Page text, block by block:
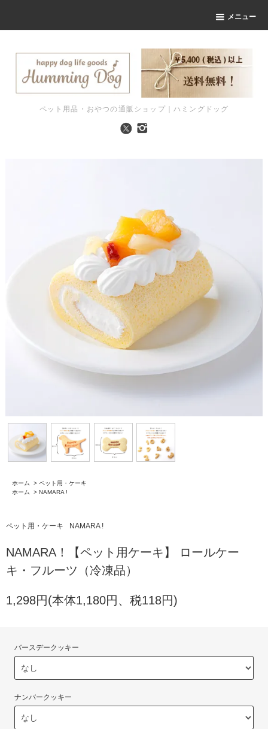
メニュー
ペット用品・おやつの通販ショップ｜ハミングドッグ
ホーム > ペット用・ケーキ
ホーム
> NAMARA !
ペット用・ケーキ NAMARA !
NAMARA！【ペット用ケーキ】 ロールケー
キ・フルーツ（冷凍品）
1,298円(本体1,180円、税118円)
バースデークッキー
ナンバークッキー